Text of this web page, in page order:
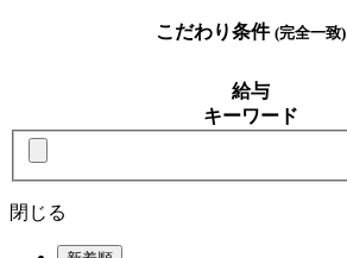
こだわり条件 (完全一致)
給与
キーワード
閉じる